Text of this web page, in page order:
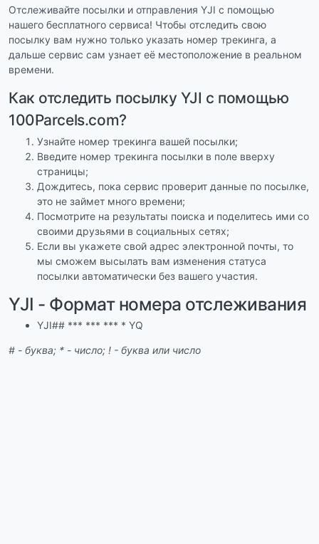
Отслеживайте посылки и отправления YJI с помощью
нашего бесплатного сервиса! Чтобы отследить свою
посылку вам нужно только указать номер трекинга, а
дальше сервис сам узнает её местоположение в реальном
времени.
Как отследить посылку YJI с помощью
100Parcels.com?
Узнайте номер трекинга вашей посылки;
Введите номер трекинга посылки в поле вверху
страницы;
Дождитесь, пока сервис проверит данные по посылке,
это не займет много времени;
Посмотрите на результаты поиска и поделитесь ими со
своими друзьями в социальных сетях;
Если вы укажете свой адрес электронной почты, то
мы сможем высылать вам изменения статуса
посылки автоматически без вашего участия.
YJI - Формат номера отслеживания
YJI## *** *** *** * YQ
# - буква; * - число; ! - буква или число